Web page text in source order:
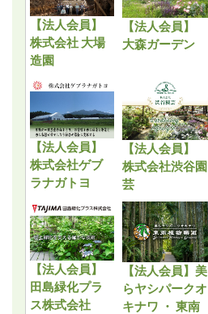
【法人会員】
株式会社 大場
造園
【法人会員】
大森ガーデン
【法人会員】
株式会社ゲブ
ラナガトヨ
【法人会員】
株式会社渋谷園
芸
【法人会員】
田島緑化プラ
ス株式会社
【法人会員】美
らヤシパークオ
キナワ ・ 東南